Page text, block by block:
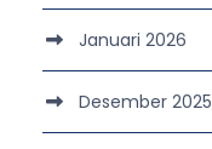
Januari 2026
Desember 2025